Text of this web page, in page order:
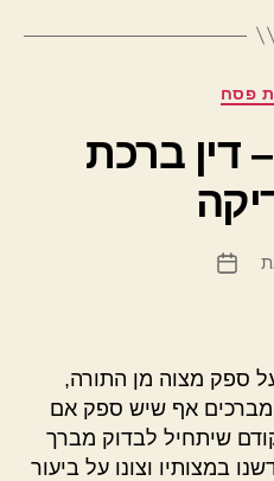
קטגוריות
פסח
דין ברכת
תאריך
ספק מצוה מן התורה,
אף שיש ספק אם
שיתחיל לבדוק מברך
במצותיו וצונו על ביעור